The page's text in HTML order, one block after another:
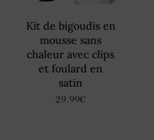
Kit de bigoudis en
mousse sans
chaleur avec clips
et foulard en
satin
29.99€